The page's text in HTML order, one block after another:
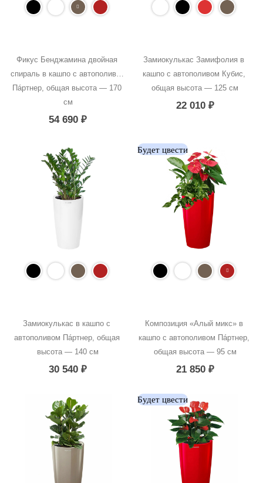
Фикус Бенджамина двойная
спираль в кашпо с автополивом
Пáртнер, общая высота — 170
см
54 690₽
Замиокулькас Замифолия в
кашпо с автополивом Кубис,
общая высота — 125 см
22 010 ₽
Замиокулькас в кашпо с
автополивом Пáртнер, общая
высота — 140 см
30 540₽
Будет цвести
Композиция «Алый микс» в
кашпо с автополивом Пáртнер,
общая высота — 95 см
21 850 ₽
Будет цвести